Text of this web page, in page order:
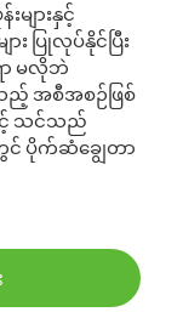
ျားနှင့်
း ပြုလုပ်နိုင်ပြီး
မလိုဘဲ
ည့် အစီအစဉ်ဖြစ်
င့် သင်သည်
တွင် ပိုက်ဆံချွေတာ